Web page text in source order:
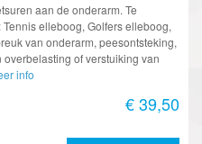
aan de onderarm. Te
elleboog, Golfers elleboog,
van onderarm, peesontsteking,
overbelasting of verstuiking van
info
€ 39,50